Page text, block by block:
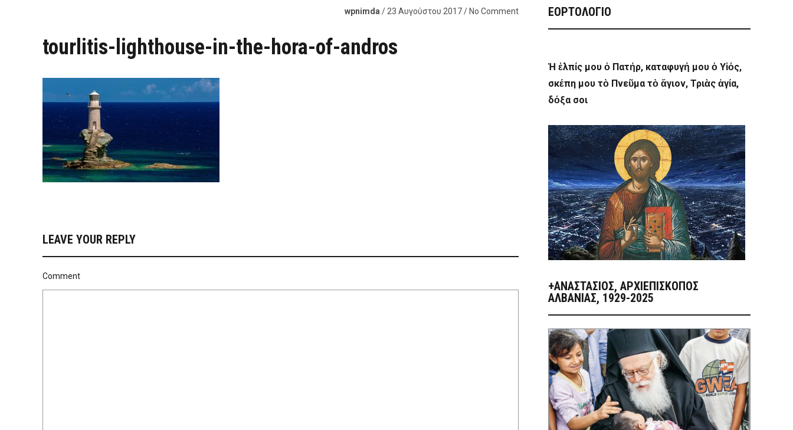
wpnimda / 23 Αυγούστου 2017 / No Comment
tourlitis-lighthouse-in-the-hora-of-andros
LEAVE YOUR REPLY
Comment
ΕΟΡΤΟΛΟΓΙΟ
Ἡ ἐλπίς μου ὁ Πατήρ, καταφυγή μου ὁ Υἱός,
σκέπη μου τὸ Πνεῦμα τὸ ἅγιον, Τριὰς ἁγία,
δόξα σοι
+ΑΝΑΣΤΆΣΙΟΣ, ΑΡΧΙΕΠΊΣΚΟΠΟΣ
ΑΛΒΑΝΊΑΣ, 1929-2025